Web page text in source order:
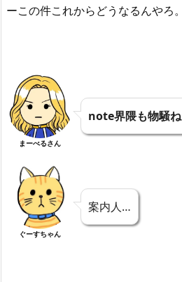
ーこの件これからどうなるんやろ。
まーべるさん
note界隈も物騒ね
ぐーすちゃん
案内人…